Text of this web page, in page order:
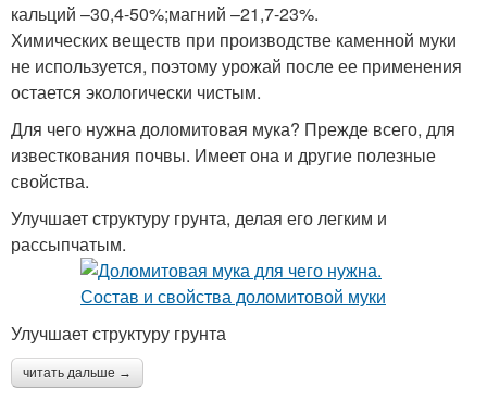
кальций –30,4-50%;магний –21,7-23%.
Химических веществ при производстве каменной муки
не используется, поэтому урожай после ее применения
остается экологически чистым.
Для чего нужна доломитовая мука? Прежде всего, для
известкования почвы. Имеет она и другие полезные
свойства.
Улучшает структуру грунта, делая его легким и
рассыпчатым.
Улучшает структуру грунта
читать дальше →